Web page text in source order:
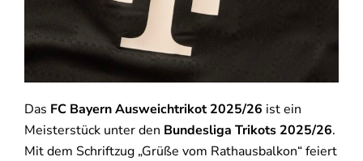
Das FC Bayern Ausweichtrikot 2025/26 ist ein
Meisterstück unter den Bundesliga Trikots 2025/26.
Mit dem Schriftzug „Grüße vom Rathausbalkon“ feiert